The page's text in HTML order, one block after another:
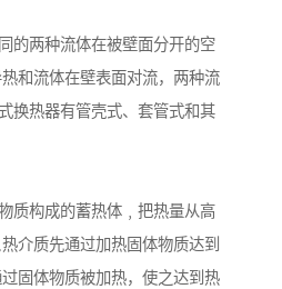
的两种流体在被壁面分开的空
和流体在壁表面对流，两种流
换热器有管壳式、套管式和其
质构成的蓄热体﹐把热量从高
介质先通过加热固体物质达到
固体物质被加热，使之达到热